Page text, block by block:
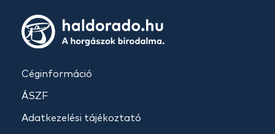
Céginformáció
ÁSZF
Adatkezelési tájékoztató